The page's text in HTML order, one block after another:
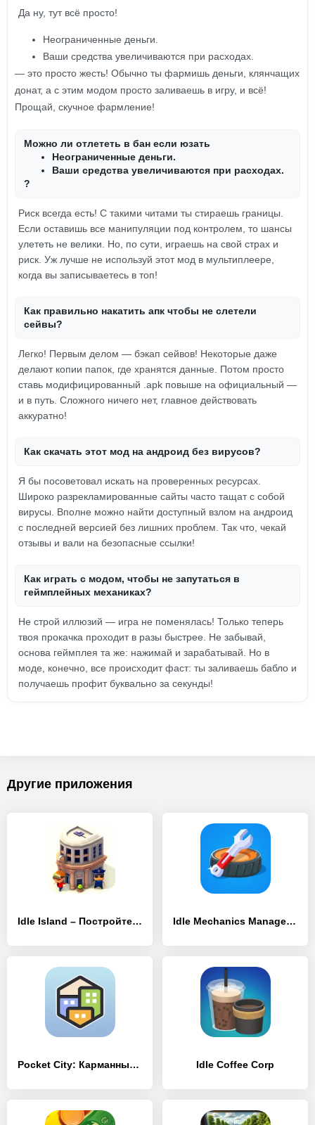
Да ну, тут всё просто!
Неограниченные деньги.
Ваши средства увеличиваются при расходах.
— это просто жесть! Обычно ты фармишь деньги, клянчащих
донат, а с этим модом просто заливаешь в игру, и всё!
Прощай, скучное фармление!
Можно ли отлететь в бан если юзать
Неограниченные деньги.
Ваши средства увеличиваются при расходах.
?
Риск всегда есть! С такими читами ты стираешь границы.
Если оставишь все манипуляции под контролем, то шансы
улететь не велики. Но, по сути, играешь на свой страх и
риск. Уж лучше не используй этот мод в мультиплеере,
когда вы записываетесь в топ!
Как правильно накатить апк чтобы не слетели
сейвы?
Легко! Первым делом — бэкап сейвов! Некоторые даже
делают копии папок, где хранятся данные. Потом просто
ставь модифицированный .apk повыше на официальный —
и в путь. Сложного ничего нет, главное действовать
аккуратно!
Как скачать этот мод на андроид без вирусов?
Я бы посоветовал искать на проверенных ресурсах.
Широко разрекламированные сайты часто тащат с собой
вирусы. Вполне можно найти доступный взлом на андроид
с последней версией без лишних проблем. Так что, чекай
отзывы и вали на безопасные ссылки!
Как играть с модом, чтобы не запутаться в
геймплейных механиках?
Не строй иллюзий — игра не поменялась! Только теперь
твоя прокачка проходит в разы быстрее. Не забывай,
основа геймплея та же: нажимай и зарабатывай. Но в
моде, конечно, все происходит фаст: ты заливаешь бабло и
получаешь профит буквально за секунды!
Другие приложения
Idle Island – Постройте город на своем острове! Idle Mechanics Manager – Завод Машин, айдл кликер
Pocket City: Карманный город Idle Coffee Corp